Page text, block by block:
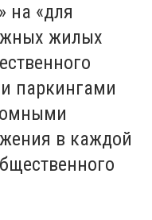
на «для
жилых
паркингами
в каждой